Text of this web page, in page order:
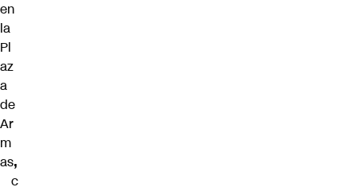
en
la
Pl
az
a
de
Ar
m
as,
c